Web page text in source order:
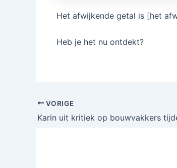
Het afwijkende getal is [het
Heb je het nu ontdekt?
VORIGE